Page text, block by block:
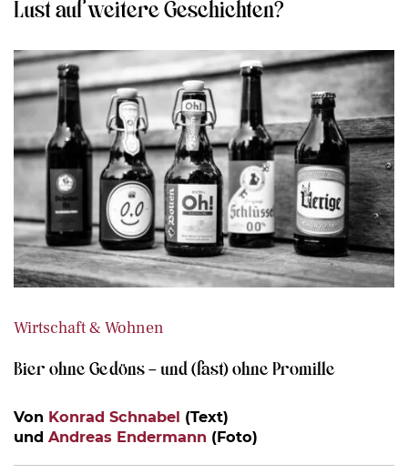
Lust auf weitere Geschichten?
Wirtschaft & Wohnen
Bier ohne Gedöns – und (fast) ohne Promille
Von Konrad Schnabel (Text)
und Andreas Endermann (Foto)